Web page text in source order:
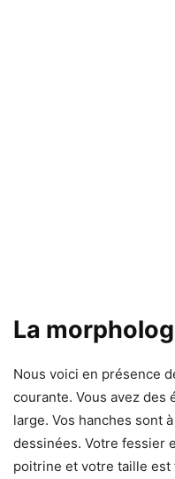
La
Nous voici en présence
courante. Vous avez des
large. Vos hanches sont
dessinées. Votre fessier
poitrine et votre taille est